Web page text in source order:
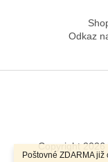
Poštovné ZDARMA již
Odkaz
Copyright 2026